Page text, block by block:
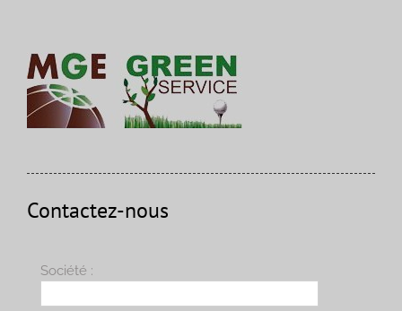
Contactez-nous
Société :